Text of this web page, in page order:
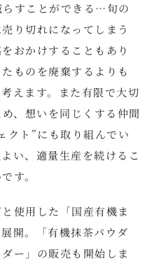
すことができる…旬の
り切れになってしまう
おかけすることもあり
ものを廃棄するよりも
えます。また有限で大切
、想いを同じくする仲間
クト”にも取り組んでい
い、適量生産を続けるこ
す。
使用した「国産有機ま
開。「有機抹茶パウダ
ー」の販売も開始しま